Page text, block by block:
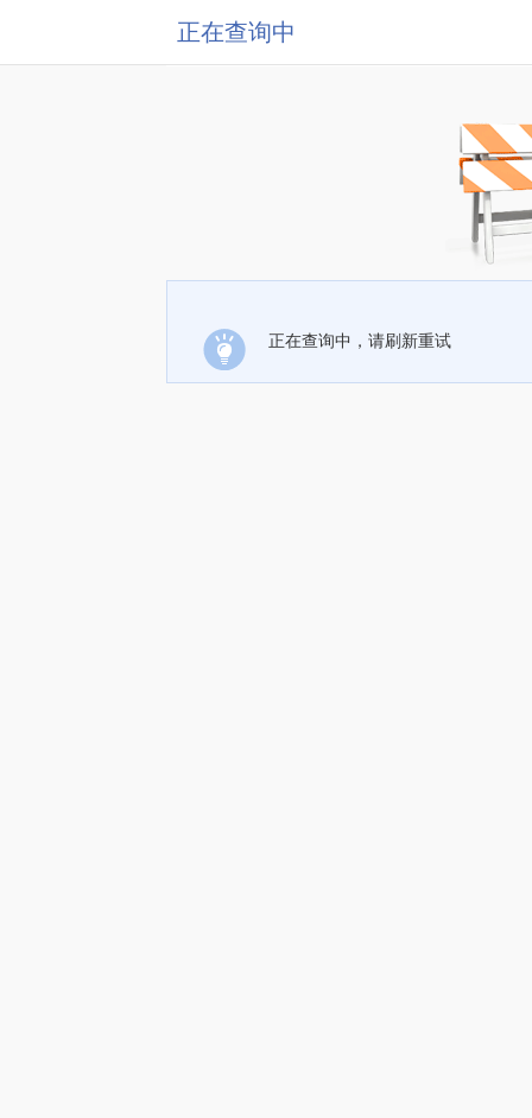
正在查询中
正在查询中，请刷新重试